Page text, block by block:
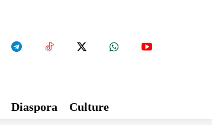
Diaspora Culture